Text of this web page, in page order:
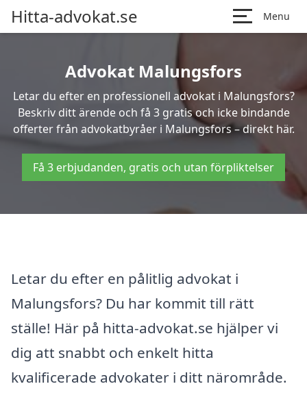
Hitta-advokat.se Menu
Advokat Malungsfors
Letar du efter en professionell advokat i Malungsfors?
Beskriv ditt ärende och få 3 gratis och icke bindande
offerter från advokatbyråer i Malungsfors – direkt här.
Få 3 erbjudanden, gratis och utan förpliktelser
Letar du efter en pålitlig advokat i
Malungsfors? Du har kommit till rätt
ställe! Här på hitta-advokat.se hjälper vi
dig att snabbt och enkelt hitta
kvalificerade advokater i ditt närområde.